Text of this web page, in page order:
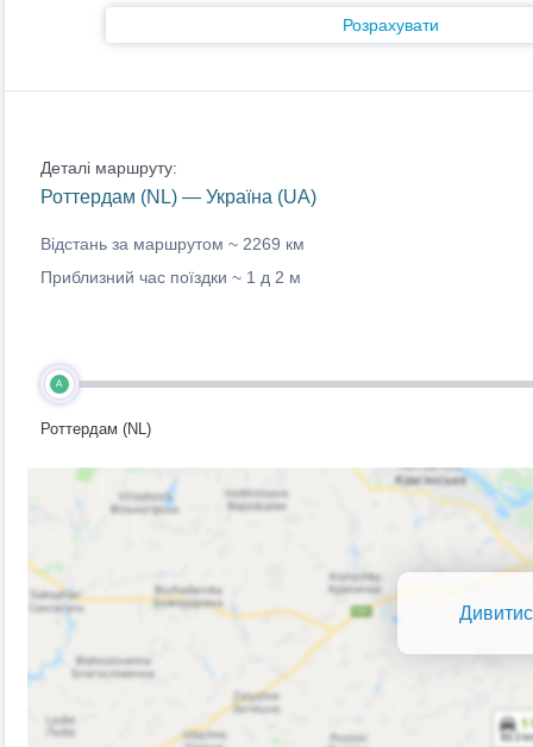
Розрахувати
Деталі маршруту:
Роттердам (NL) — Україна (UA)
Відстань за маршрутом ~ 2269 км
Приблизний час поїздки ~ 1 д 2 м
A
Роттердам (NL)